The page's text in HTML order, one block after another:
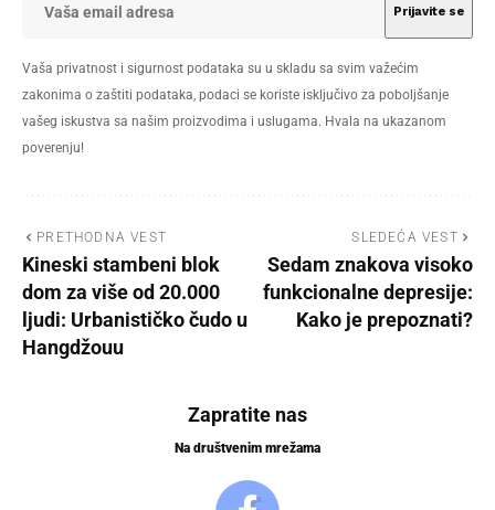
Vaša privatnost i sigurnost podataka su u skladu sa svim važećim
zakonima o zaštiti podataka, podaci se koriste isključivo za poboljšanje
vašeg iskustva sa našim proizvodima i uslugama. Hvala na ukazanom
poverenju!
PRETHODNA VEST
Kineski stambeni blok
dom za više od 20.000
ljudi: Urbanističko čudo u
Hangdžouu
SLEDEĆA VEST
Sedam znakova visoko
funkcionalne depresije:
Kako je prepoznati?
Zapratite nas
Na društvenim mrežama